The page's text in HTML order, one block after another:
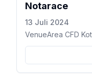
Notarace
13 Juli 2024
VenueArea CFD
Bekasi – Marga